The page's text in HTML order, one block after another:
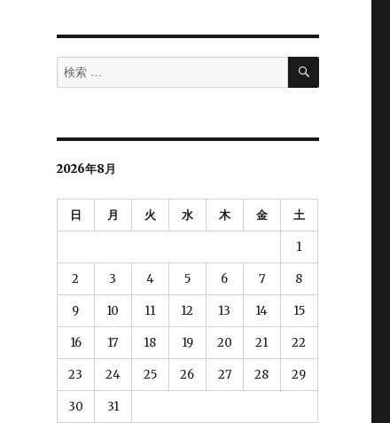
検
索
検
2026年8月
日 月 火 水 木 金 土
1
2 3 4 5 6 7 8
9 10 11 12 13 14 15
16 17 18 19 20 21 22
23 24 25 26 27 28 29
30
31